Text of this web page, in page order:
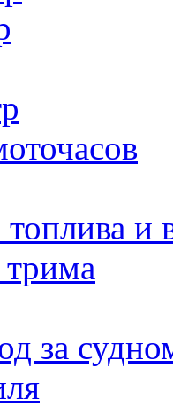
топлива и
трима
за